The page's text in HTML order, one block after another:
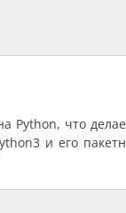
Python, что
и его